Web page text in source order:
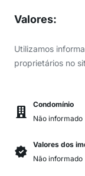
Valores:
Utilizamos
proprietários no
Condomínio
Não informado
Valores dos
Não informado